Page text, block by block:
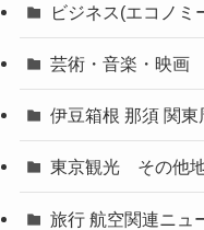
ビジネス(エコノミ
芸術・音楽・映画
伊豆箱根 那須 関
東京観光 その他
旅行 航空関連ニュ